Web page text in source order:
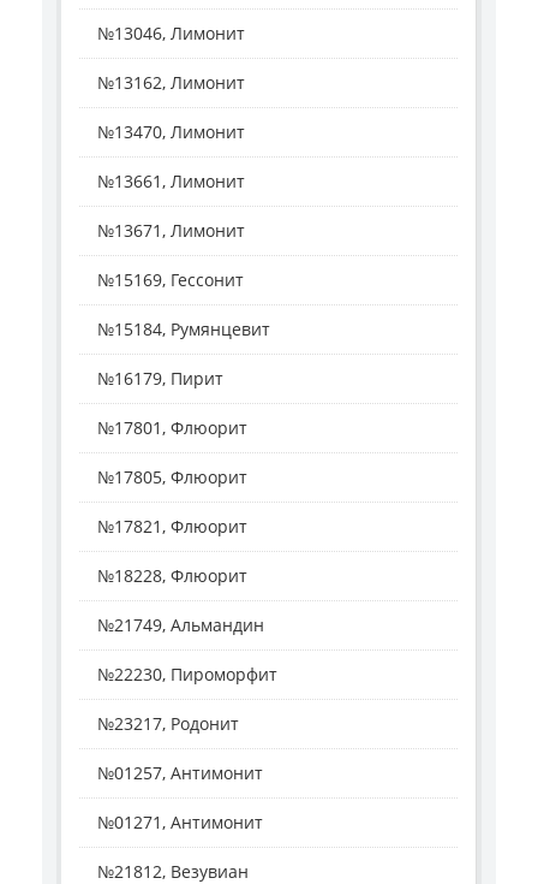
№13046, Лимонит
№13162, Лимонит
№13470, Лимонит
№13661, Лимонит
№13671, Лимонит
№15169, Гессонит
№15184, Румянцевит
№16179, Пирит
№17801, Флюорит
№17805, Флюорит
№17821, Флюорит
№18228, Флюорит
№21749, Альмандин
№22230, Пироморфит
№23217, Родонит
№01257, Антимонит
№01271, Антимонит
№21812, Везувиан